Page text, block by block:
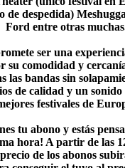
de despedida)
Ford entre otras
ser una
su comodidad y
las bandas sin
de calidad y un
festivales de
tu abono y estás
hora! A partir de las
de los abonos